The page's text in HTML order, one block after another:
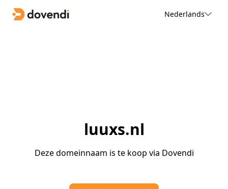
Nederlands
luuxs.nl
Deze domeinnaam is te koop via Dovendi